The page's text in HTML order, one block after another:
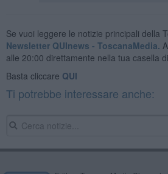
Se vuoi leggere le notizie principali della
Newsletter QUInews - ToscanaMedia.
alle 20:00 direttamente nella tua casella
Basta cliccare QUI
Ti potrebbe interessare anche: